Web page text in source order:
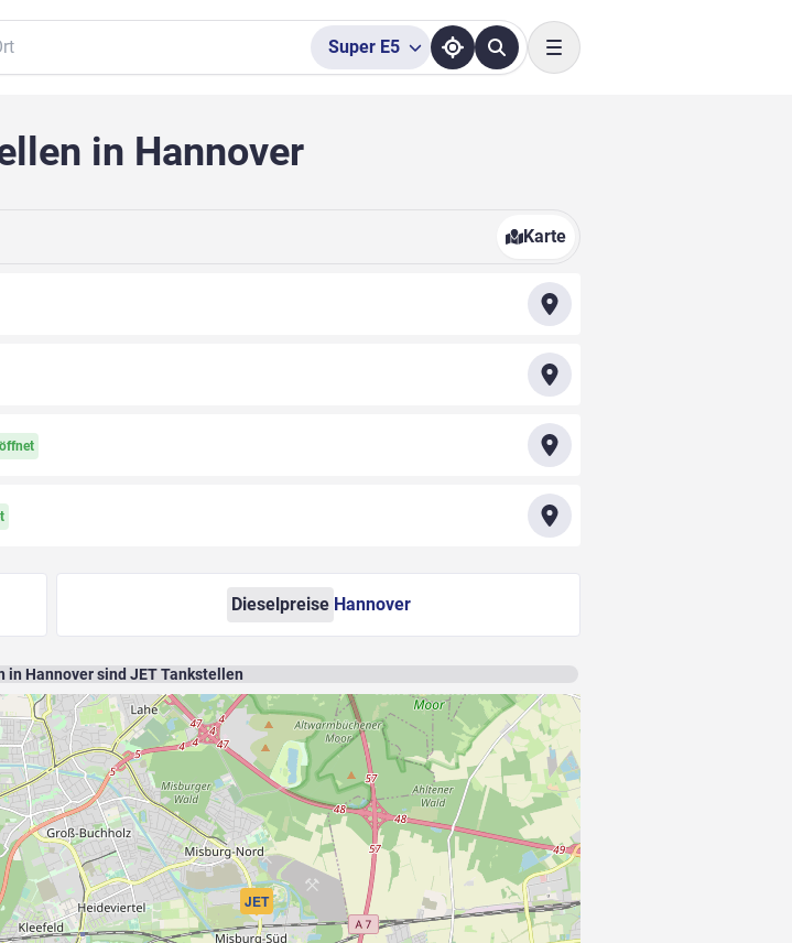
Super E5
Toggle navigation
in Hannover
Karte
Dieselpreise Hannover
in Hannover sind JET Tankstellen
JET